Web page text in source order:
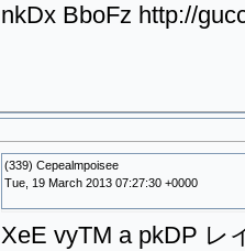
nkDx BboFz http://
(339) Cepealmpoisee
Tue, 19 March 2013 07:27:30 +0000
XeE vyTM a pkDP レ